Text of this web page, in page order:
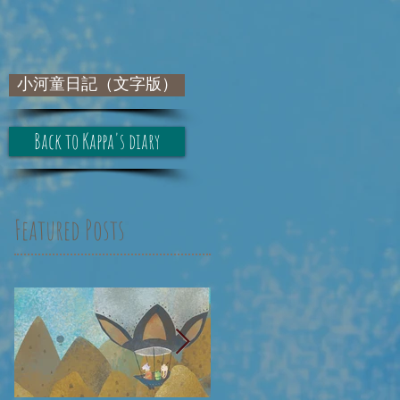
小河童日記（文字版）
Back to Kappa's diary
Featured Posts